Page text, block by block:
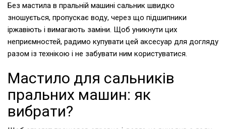
Без мастила в пральній машині сальник швидко
зношується, пропускає воду, через що підшипники
іржавіють і вимагають заміни. Щоб уникнути цих
неприємностей, радимо купувати цей аксесуар для догляду
разом із технікою і не забувати ним користуватися.
Мастило для сальників
пральних машин: як
вибрати?